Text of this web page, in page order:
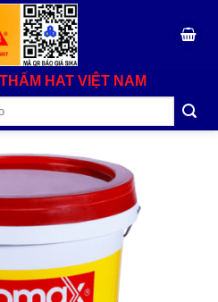
HAT VIỆT NAM